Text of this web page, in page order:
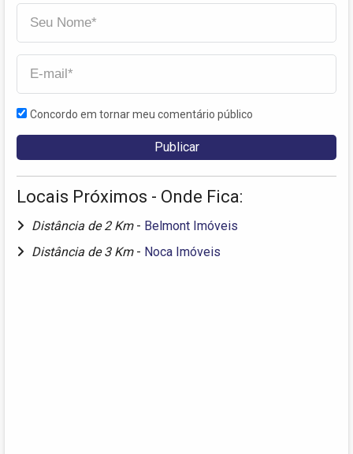
Concordo em tornar meu comentário público
Locais Próximos - Onde Fica:
Distância de 2 Km - Belmont Imóveis
Distância de 3 Km - Noca Imóveis